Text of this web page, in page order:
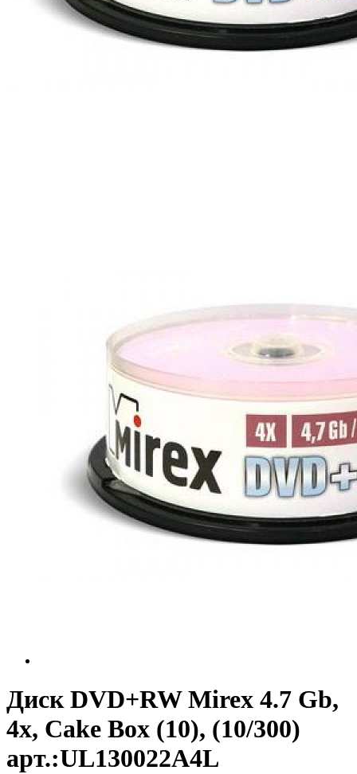
Диск DVD+RW Mirex 4.7 Gb,
4x, Cake Box (10), (10/300)
арт.:UL130022A4L